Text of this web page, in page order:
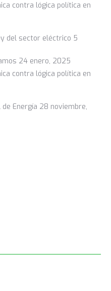
contra lógica política en
del sector eléctrico 5
24 enero, 2025
contra lógica política en
Energía 28 noviembre,